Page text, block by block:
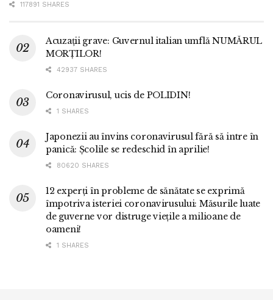
117891 SHARES
Acuzații grave: Guvernul italian umflă NUMĂRUL
MORȚILOR!
42937 SHARES
Coronavirusul, ucis de POLIDIN!
1 SHARES
Japonezii au învins coronavirusul fără să intre în
panică: Școlile se redeschid în aprilie!
80620 SHARES
12 experți în probleme de sănătate se exprimă
împotriva isteriei coronavirusului: Măsurile luate
de guverne vor distruge viețile a milioane de
oameni!
1 SHARES